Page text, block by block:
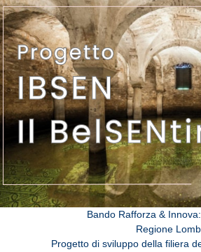
Bando Rafforza &
Regione
Progetto di sviluppo della filiera